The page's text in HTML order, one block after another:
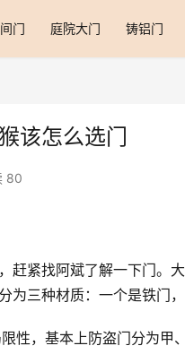
门 庭院大门 铸铝门
该怎么选门
80
赶紧找阿斌了解一下门。
三种材质：一个是铁门
性，基本上防盗门分为甲